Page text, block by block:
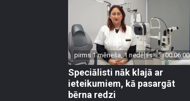
pirms 1 mēneša, 1 nedēļas 00:06:00
Speciālisti nāk klajā ar
ieteikumiem, kā pasargāt
bērna redzi